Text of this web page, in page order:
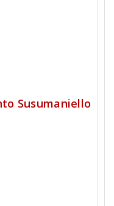
Susumaniello